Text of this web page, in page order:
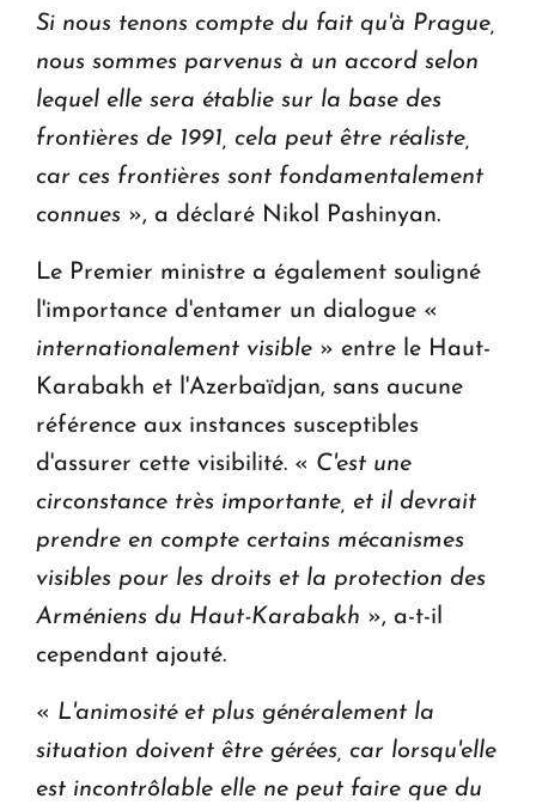
Si nous tenons compte du fait qu'à Prague,
nous sommes parvenus à un accord selon
lequel elle sera établie sur la base des
frontières de 1991, cela peut être réaliste,
car ces frontières sont fondamentalement
connues », a déclaré Nikol Pashinyan.
Le Premier ministre a également souligné
l'importance d'entamer un dialogue «
internationalement visible » entre le Haut-
Karabakh et l'Azerbaïdjan, sans aucune
référence aux instances susceptibles
d'assurer cette visibilité. « C'est une
circonstance très importante, et il devrait
prendre en compte certains mécanismes
visibles pour les droits et la protection des
Arméniens du Haut-Karabakh », a-t-il
cependant ajouté.
« L'animosité et plus généralement la
situation doivent être gérées, car lorsqu'elle
est incontrôlable elle ne peut faire que du